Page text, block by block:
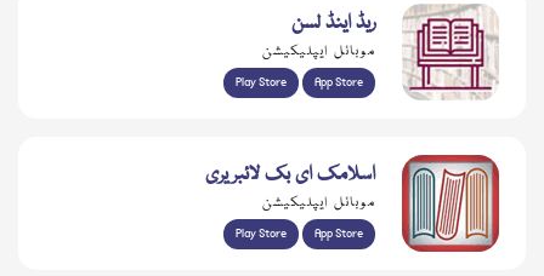
ریڈ اینڈ لسن
موبائل ایپلیکیشن
Play Store App Store
اسلامک ای بک لائبریری
موبائل ایپلیکیشن
Play Store App Store